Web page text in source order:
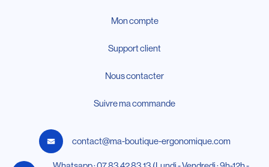
Mon compte
Support client
Nous contacter
Suivre ma commande
contact@ma-boutique-ergonomique.com